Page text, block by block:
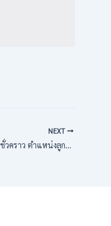
NEXT
ราว เจ้าหน้าที่งานโภชนาการ